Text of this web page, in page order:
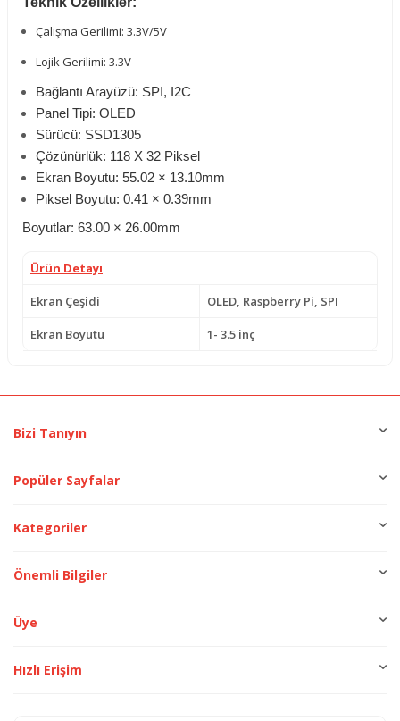
Çalışma Gerilimi: 3.3V/5V
Lojik Gerilimi: 3.3V
Bağlantı Arayüzü: SPI, I2C
Panel Tipi: OLED
Sürücü: SSD1305
Çözünürlük: 118 X 32 Piksel
Ekran Boyutu: 55.02 × 13.10mm
Piksel Boyutu: 0.41 × 0.39mm
Boyutlar: 63.00 × 26.00mm
Ürün Detayı
Ekran Çeşidi OLED, Raspberry Pi, SPI
Ekran Boyutu 1- 3.5 inç
Bizi Tanıyın
Popüler Sayfalar
Kategoriler
Önemli Bilgiler
Üye
Hızlı Erişim